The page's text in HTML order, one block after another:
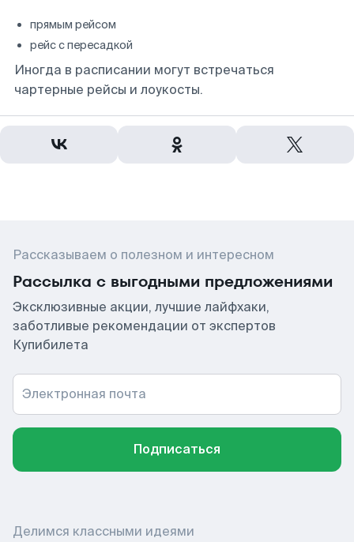
прямым рейсом
рейс с пересадкой
Иногда в расписании могут встречаться
чартерные рейсы и лоукосты.
Рассказываем о полезном и интересном
Рассылка с выгодными предложениями
Эксклюзивные акции, лучшие лайфхаки,
заботливые рекомендации от экспертов
Купибилета
Электронная почта
Подписаться
Делимся классными идеями